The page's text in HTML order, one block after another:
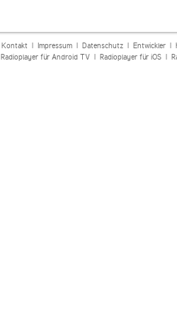
Kontakt| Impressum| Datenschutz| Entwickler|
Radioplayer für Android TV| Radioplayer für iOS|